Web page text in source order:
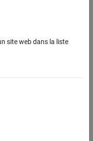
Challenge. These
in the challenge with
on Mars Robot
site web dans la liste